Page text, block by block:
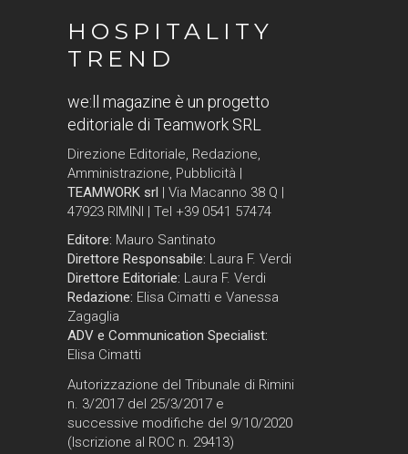
HOSPITALITY
TREND
we:ll magazine è un progetto
editoriale di Teamwork SRL
Direzione Editoriale, Redazione,
Amministrazione, Pubblicità |
TEAMWORK srl
| Via Macanno 38 Q |
47923 RIMINI | Tel +39 0541 57474
Editore: Mauro Santinato
Direttore Responsabile: Laura F. Verdi
Direttore Editoriale: Laura F. Verdi
Redazione: Elisa Cimatti e Vanessa
Zagaglia
ADV e Communication Specialist:
Elisa Cimatti
Autorizzazione del Tribunale di Rimini
n. 3/2017 del 25/3/2017 e
successive modifiche del 9/10/2020
(Iscrizione al ROC n. 29413)